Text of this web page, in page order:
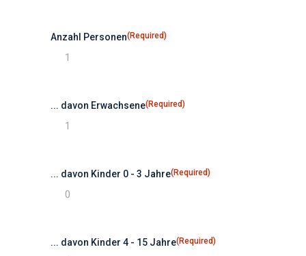
Anzahl Personen(Required)
... davon Erwachsene(Required)
... davon Kinder 0 - 3 Jahre(Required)
... davon Kinder 4 - 15 Jahre(Required)